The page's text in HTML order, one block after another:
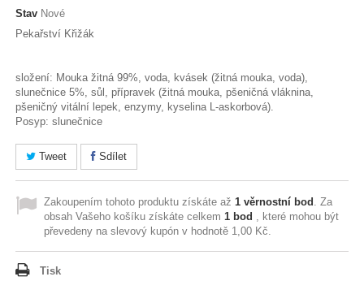
Stav Nové
Pekařství Křižák
složení: Mouka žitná 99%, voda, kvásek (žitná mouka, voda),
slunečnice 5%, sůl, přípravek (žitná mouka, pšeničná vláknina,
pšeničný vitální lepek, enzymy, kyselina L-askorbová).
Posyp: slunečnice
Tweet Sdílet
Zakoupením tohoto produktu získáte až 1 věrnostní bod . Za
obsah Vašeho košíku získáte celkem 1 bod , které mohou být
převedeny na slevový kupón v hodnotě 1,00 Kč
Tisk